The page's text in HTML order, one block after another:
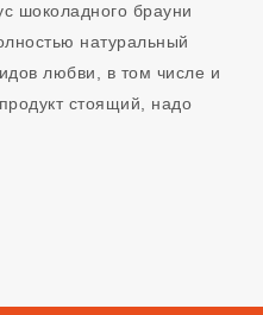
шоколадного брауни
натуральный
любви, в том числе и
стоящий, надо